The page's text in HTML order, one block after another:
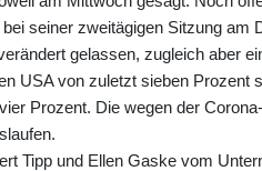
seiner zweitägigen Sitzung am
gelassen, zugleich aber
USA von zuletzt sieben Prozent
Prozent. Die wegen der
Tipp und Ellen Gaske vom